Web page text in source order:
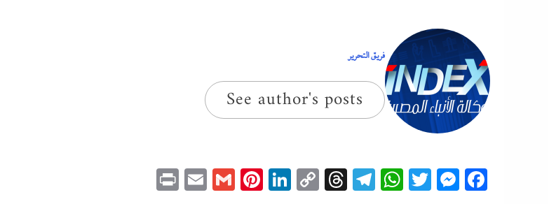
فريق التحرير
See author's posts
Facebook
Messenger
Twitter
WhatsApp
Telegram
Threads
Copy
LinkedIn
Pinterest
Gmail
Email